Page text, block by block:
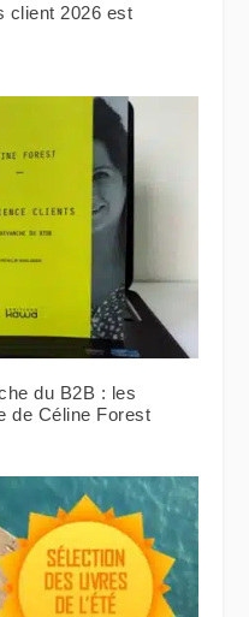
client 2026 est
du B2B : les
de Céline Forest